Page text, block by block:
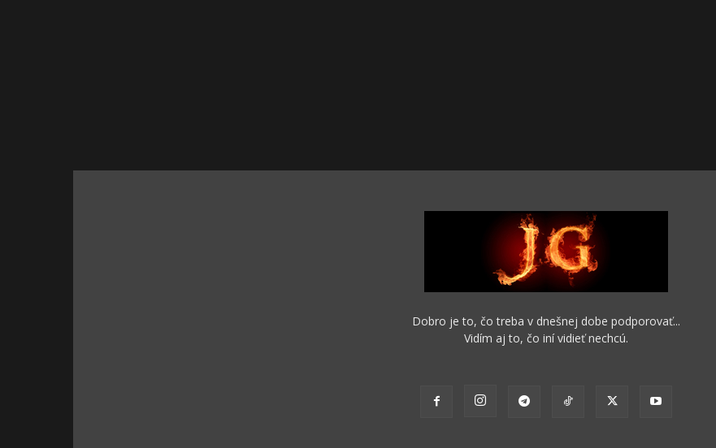
Dobro je to, čo treba v dnešnej dobe podporovať...
Vidím aj to, čo iní vidieť nechcú.